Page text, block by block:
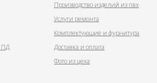
ПД
Производство изделий из пвх
Услуги ремонта
Комплектующие и фурнитура
Доставка и оплата
Фото из цеха